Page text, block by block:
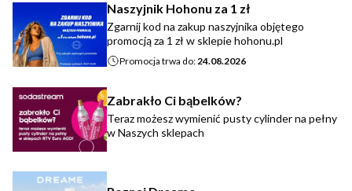
Naszyjnik Hohonu za 1 zł
Zgarnij kod na zakup naszyjnika objętego
promocją za 1 zł w sklepie hohonu.pl
Promocja trwa do:24.08.2026
Zabrakło Ci bąbelków?
Teraz możesz wymienić pusty cylinder na pełny
w Naszych sklepach